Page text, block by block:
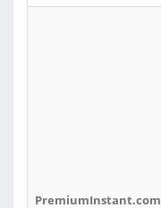
PremiumInstant.com